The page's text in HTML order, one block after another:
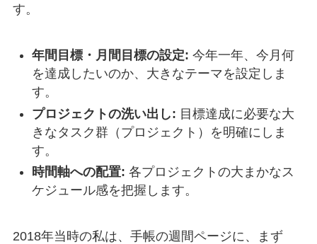
す。
年間目標・月間目標の設定: 今年一年、今月何
を達成したいのか、大きなテーマを設定しま
す。
プロジェクトの洗い出し: 目標達成に必要な大
きなタスク群（プロジェクト）を明確にしま
す。
時間軸への配置: 各プロジェクトの大まかなス
ケジュール感を把握します。
2018年当時の私は、手帳の週間ページに、まず